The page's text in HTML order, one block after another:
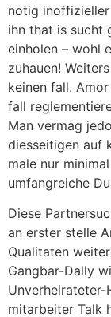
notig
ihn that is sucht
einholen – wohl
zuhauen!
keinen fall.
fall
Man vermag
diesseitigen auf
male nur
umfangreiche
Diese
an erster stelle
Qualitaten
Gangbar-Dally
mitarbeiter Talk